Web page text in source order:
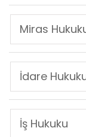
Miras
İdare
İş Hukuku